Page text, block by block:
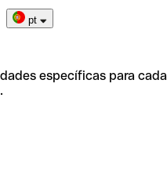
pt
específicas para cada